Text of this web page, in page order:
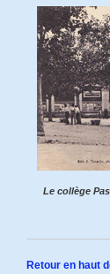
Le collège
Retour en haut